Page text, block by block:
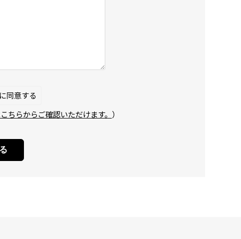
同意する
ちらからご確認いただけます。 ）